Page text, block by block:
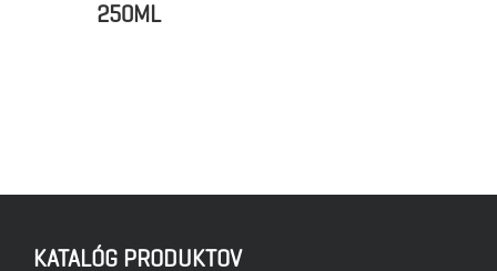
250ML
KATALÓG PRODUKTOV